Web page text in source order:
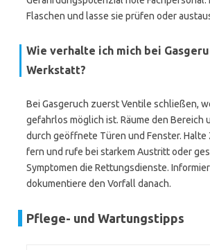
Flaschen und lasse sie prüfen oder
Wie verhalte ich mich bei
Werkstatt?
Bei Gasgeruch zuerst Ventile schließen,
gefahrlos möglich ist. Räume den Bereich
durch geöffnete Türen und Fenster.
fern und rufe bei starkem Austritt oder
Symptomen die Rettungsdienste.
dokumentiere den Vorfall danach.
Pflege- und Wartungstipps